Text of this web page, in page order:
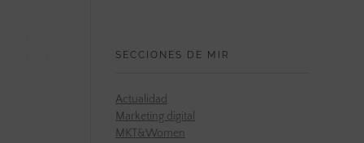
SECCIONES DE MIR
Actualidad
Marketing digital
MKT&Women